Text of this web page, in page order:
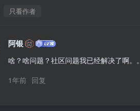
只看作者
阿银
啥？啥问题？社区问题我已经解决了啊
1年前 回复